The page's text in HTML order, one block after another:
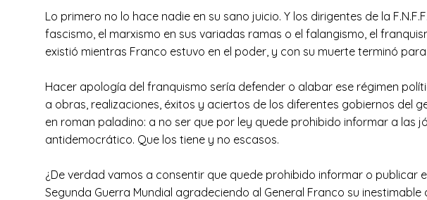
Lo primero no lo hace nadie en su sano juicio. Y los dirigentes de la
fascismo, el marxismo en sus variadas ramas o el falangismo, el
existió mientras Franco estuvo en el poder, y con su muerte terminó
Hacer apología del franquismo sería defender o alabar ese régimen
a obras, realizaciones, éxitos y aciertos de los diferentes gobiernos del
en roman paladino: a no ser que por ley quede prohibido informar a
antidemocrático. Que los tiene y no escasos.
¿De verdad vamos a consentir que quede prohibido informar o publicar
Segunda Guerra Mundial agradeciendo al General Franco su